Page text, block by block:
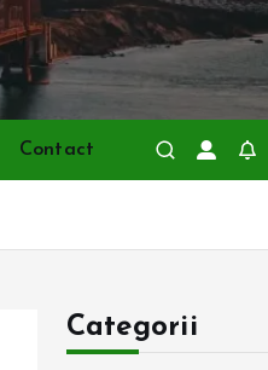
Contact
Categorii